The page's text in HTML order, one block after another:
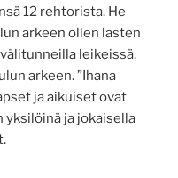
12 rehtorista. He
arkeen ollen lasten
leikeissä.
arkeen. ”Ihana
ja aikuiset ovat
yksilöinä ja jokaisella